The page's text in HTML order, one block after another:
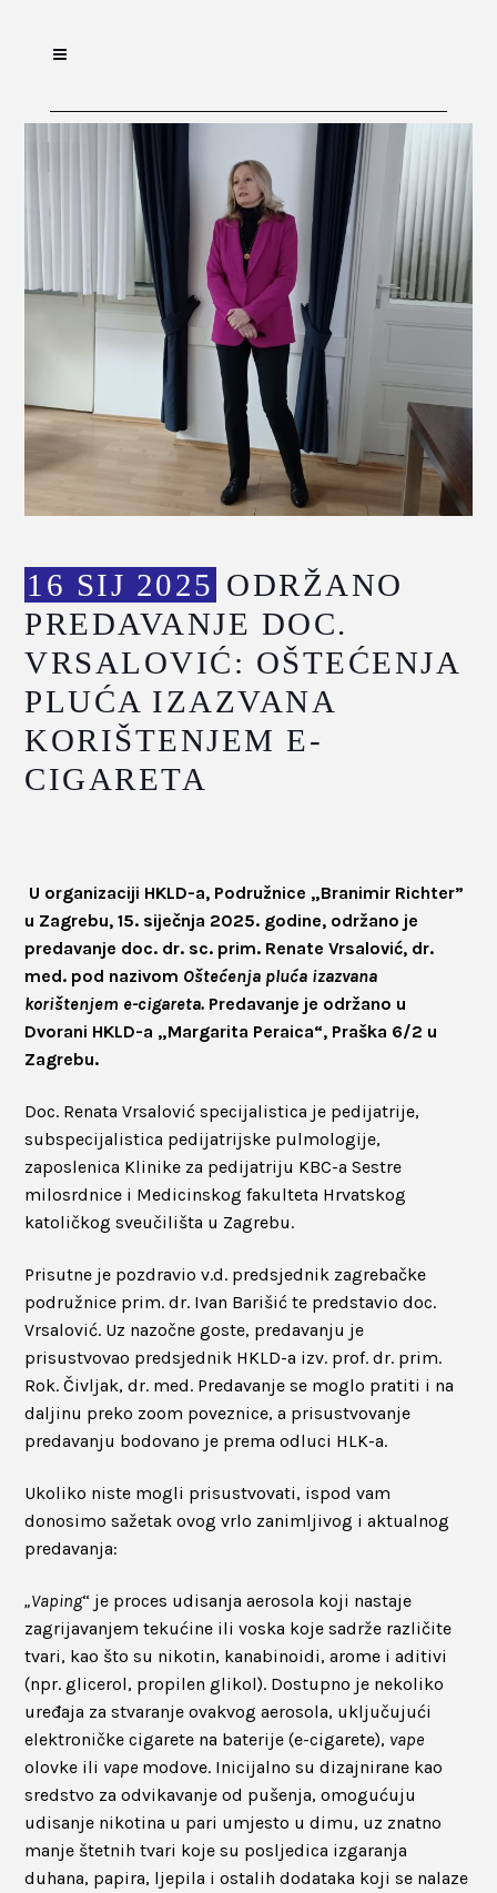
16 SIJ 2025 ODRŽANO
PREDAVANJE DOC.
VRSALOVIĆ: OŠTEĆENJA
PLUĆA IZAZVANA
KORIŠTENJEM E-
CIGARETA
U organizaciji HKLD-a, Podružnice „Branimir Richter”
u Zagrebu, 15. siječnja 2025. godine, održano je
predavanje doc. dr. sc. prim. Renate Vrsalović, dr.
med. pod nazivom Oštećenja pluća izazvana
korištenjem e-cigareta. Predavanje je održano u
Dvorani HKLD-a „Margarita Peraica“, Praška 6/2 u
Zagrebu.
Doc. Renata Vrsalović specijalistica je pedijatrije,
subspecijalistica pedijatrijske pulmologije,
zaposlenica Klinike za pedijatriju KBC-a Sestre
milosrdnice i Medicinskog fakulteta Hrvatskog
katoličkog sveučilišta u Zagrebu.
Prisutne je pozdravio v.d. predsjednik zagrebačke
podružnice prim. dr. Ivan Barišić te predstavio doc.
Vrsalović. Uz nazočne goste, predavanju je
prisustvovao predsjednik HKLD-a izv. prof. dr. prim.
Rok. Čivljak, dr. med. Predavanje se moglo pratiti i na
daljinu preko zoom poveznice, a prisustvovanje
predavanju bodovano je prema odluci HLK-a.
Ukoliko niste mogli prisustvovati, ispod vam
donosimo sažetak ovog vrlo zanimljivog i aktualnog
predavanja:
„Vaping“ je proces udisanja aerosola koji nastaje
zagrijavanjem tekućine ili voska koje sadrže različite
tvari, kao što su nikotin, kanabinoidi, arome i aditivi
(npr. glicerol, propilen glikol). Dostupno je nekoliko
uređaja za stvaranje ovakvog aerosola, uključujući
elektroničke cigarete na baterije (e-cigarete), vape
olovke ili vape modove. Inicijalno su dizajnirane kao
sredstvo za odvikavanje od pušenja, omogućuju
udisanje nikotina u pari umjesto u dimu, uz znatno
manje štetnih tvari koje su posljedica izgaranja
duhana, papira, ljepila i ostalih dodataka koji se nalaze